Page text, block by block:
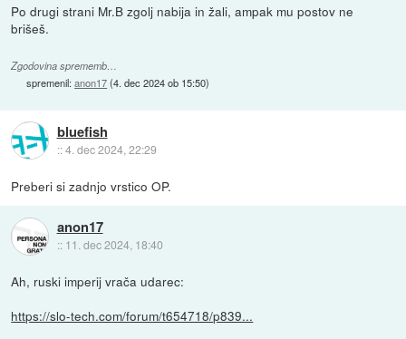
Po drugi strani Mr.B zgolj nabija in žali, ampak mu postov ne
brišeš.
Zgodovina sprememb…
spremenil:anon17(4. dec 2024 ob 15:50)
bluefish
::4. dec 2024, 22:29
Preberi si zadnjo vrstico OP.
anon17
:: 11. dec 2024, 18:40
Ah, ruski imperij vrača udarec:
https://slo-tech.com/forum/t654718/p839...